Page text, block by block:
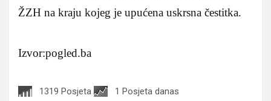
ŽZH na kraju kojeg je upućena uskrsna čestitka.
Izvor:pogled.ba
1319 Posjeta 1 Posjeta danas